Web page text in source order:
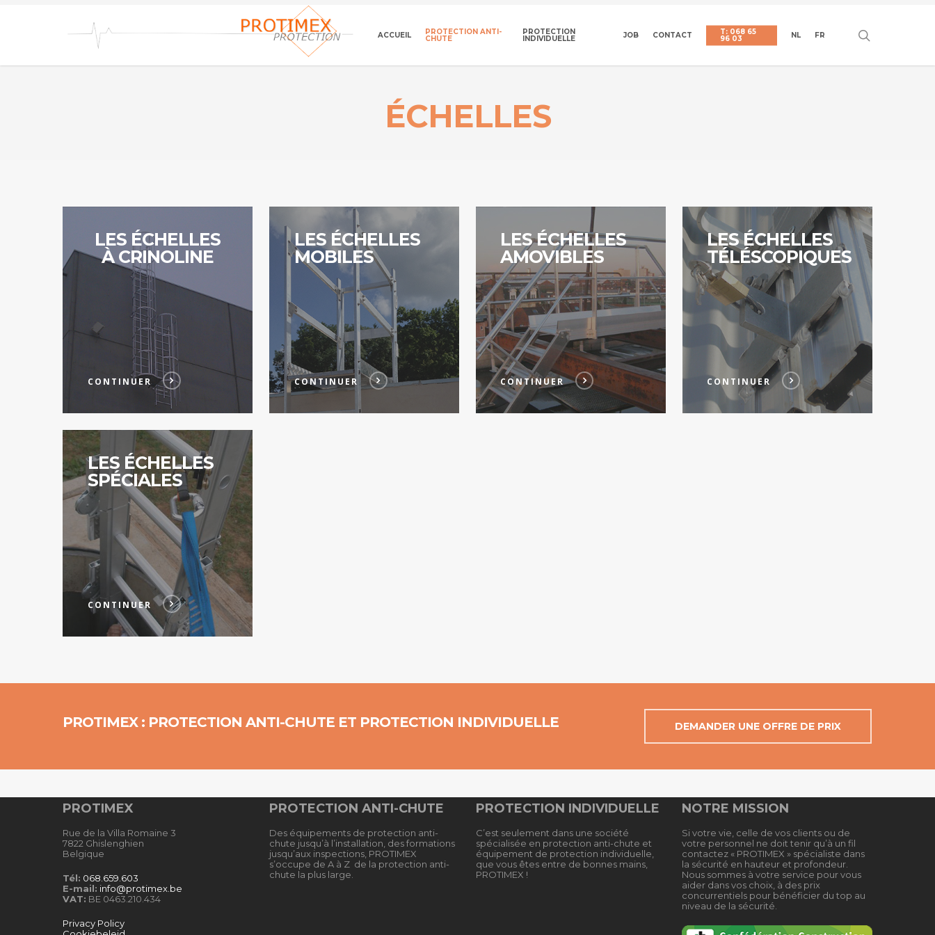
ACCUEIL PROTECTION ANTI-
CHUTE
PROTECTION
INDIVIDUELLE JOB CONTACT T: 068 65
96 03 NL FR
ÉCHELLES
LES ÉCHELLES
À CRINOLINE
CONTINUER
LES ÉCHELLES
MOBILES
CONTINUER
LES ÉCHELLES
AMOVIBLES
CONTINUER
LES ÉCHELLES
TÉLÉSCOPIQUES
CONTINUER
Continuer
LES ÉCHELLES
SPÉCIALES
CONTINUER
Continuer
PROTIMEX : PROTECTION ANTI-CHUTE ET PROTECTION INDIVIDUELLE DEMANDER UNE OFFRE DE PRIX
PROTIMEX
Rue de la Villa Romaine 3
7822 Ghislenghien
Belgique
Tél: 068.659.603
E-mail: info@protimex.be
VAT: BE 0463.210.434
Privacy Policy
PROTECTION ANTI-CHUTE
Des équipements de protection anti-
chute jusqu’à l’installation, des formations
jusqu’aux inspections, PROTIMEX
s’occupe de A à Z de la protection anti-
chute la plus large.
PROTECTION INDIVIDUELLE
C’est seulement dans une société
spécialisée en protection anti-chute et
équipement de protection individuelle,
que vous êtes entre de bonnes mains,
PROTIMEX !
NOTRE MISSION
Si votre vie, celle de vos clients ou de
votre personnel ne doit tenir qu’à un fil
contactez « PROTIMEX » spécialiste dans
la sécurité en hauteur et profondeur.
Nous sommes à votre service pour vous
aider dans vos choix, à des prix
concurrentiels pour bénéficier du top au
niveau de la sécurité.